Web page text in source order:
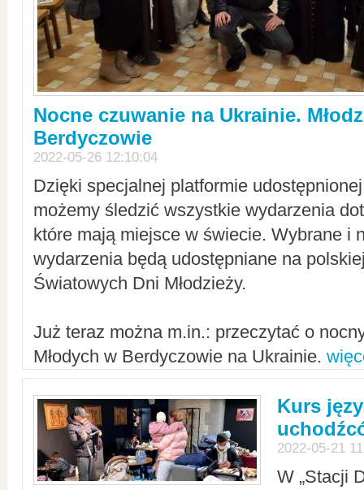
Nocne czuwanie na Ukrainie.
Berdyczowie
2022-05-26 12:10:04
Dzięki specjalnej platformie
możemy śledzić wszystkie wydarzenia
które mają miejsce w świecie. Wybrane i
wydarzenia będą udostępniane na
Światowych Dni Młodzieży.
Już teraz można m.in.: przeczytać o
Młodych w Berdyczowie na Ukrainie.
Kurs
2022-05-21
W „Stacji